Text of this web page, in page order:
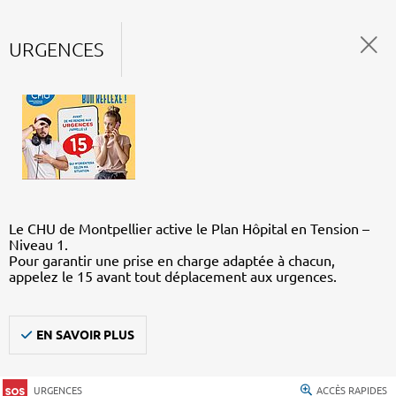
URGENCES
Le CHU de Montpellier active le Plan Hôpital en Tension –
Niveau 1.
Pour garantir une prise en charge adaptée à chacun,
appelez le 15 avant tout déplacement aux urgences.
EN SAVOIR PLUS
URGENCES ACCÈS RAPIDES